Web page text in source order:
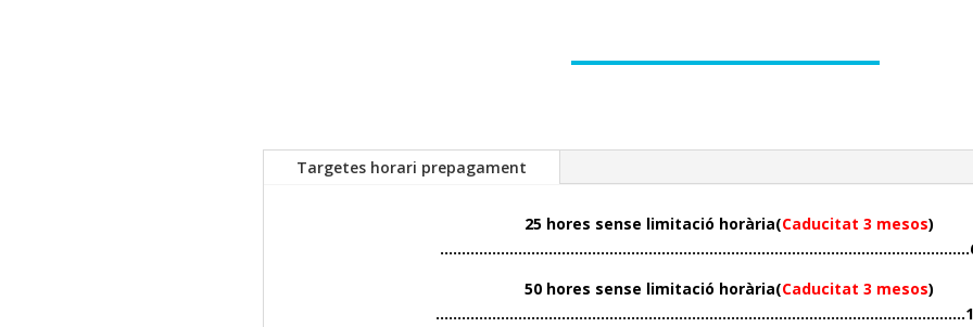
Targetes horari prepagament
25 hores sense limitació horària(Caducitat 3 mesos)
50 hores sense limitació horària(Caducitat 3 mesos)